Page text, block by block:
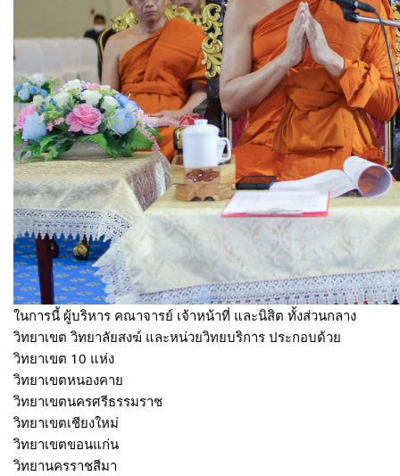
ในการนี้ ผู้บริหาร คณาจารย์ เจ้าหน้าที่ และนิสิต ทั้งส่วนกลาง
วิทยาเขต วิทยาลัยสงฆ์ และหน่วยวิทยบริการ ประกอบด้วย
วิทยาเขต 10 แห่ง
วิทยาเขตหนองคาย
วิทยาเขตนครศรีธรรมราช
วิทยาเขตเชียงใหม่
วิทยาเขตขอนแก่น
วิทยานครราชสีมา